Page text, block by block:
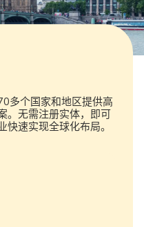
多个国家和地区提供高
。无需注册实体，即可
速实现全球化布局。